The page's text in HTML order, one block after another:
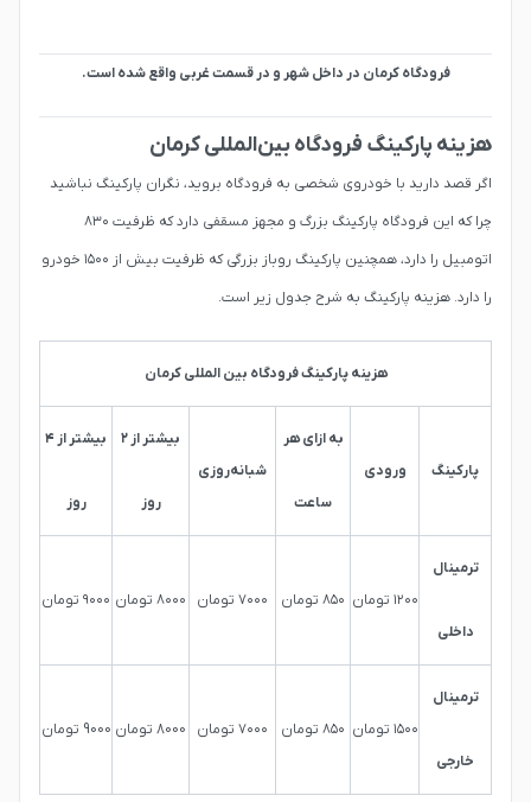
فرودگاه کرمان در داخل شهر و در قسمت غربی واقع شده است.
هزینه پارکینگ فرودگاه بین‌المللی کرمان
اگر قصد دارید با خودروی شخصی به فرودگاه بروید، نگران پارکینگ نباشید
چرا که این فرودگاه پارکینگ بزرگ و مجهز مسقفی دارد که ظرفیت ۸۳۰
اتومبیل را دارد، همچنین پارکینگ روباز بزرگی که ظرفیت بیش از ۱۵۰۰ خودرو
را دارد. هزینه پارکینگ به شرح جدول زیر است.
هزینه پارکینگ فرودگاه بین المللی کرمان
پارکینگ ورودی
به ازای هر
ساعت
شبانه‌روزی
بیشتر از ۲
روز
بیشتر از ۴
روز
ترمینال
داخلی
۱۲۰۰ تومان ۸۵۰ تومان ۷۰۰۰ تومان ۸۰۰۰ تومان ۹۰۰۰ تومان
ترمینال
خارجی
۱۵۰۰ تومان ۸۵۰ تومان ۷۰۰۰ تومان 8000 تومان 9000 تومان